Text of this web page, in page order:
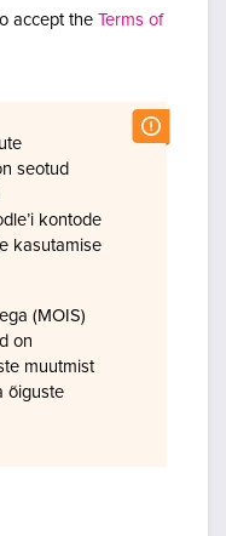
accept the Terms of
seotud
kontode
kasutamise
(MOIS)
on
muutmist
õiguste